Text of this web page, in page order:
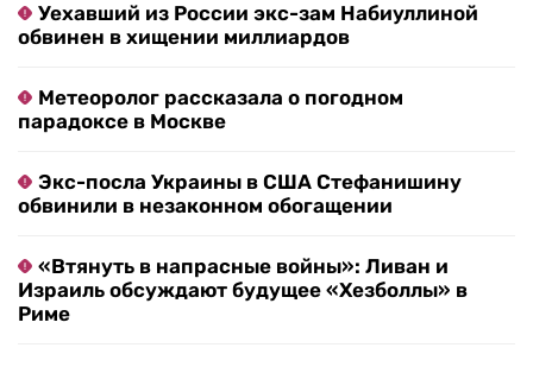
Уехавший из России экс-зам Набиуллиной
обвинен в хищении миллиардов
Метеоролог рассказала о погодном
парадоксе в Москве
Экс-посла Украины в США Стефанишину
обвинили в незаконном обогащении
«Втянуть в напрасные войны»: Ливан и
Израиль обсуждают будущее «Хезболлы» в
Риме